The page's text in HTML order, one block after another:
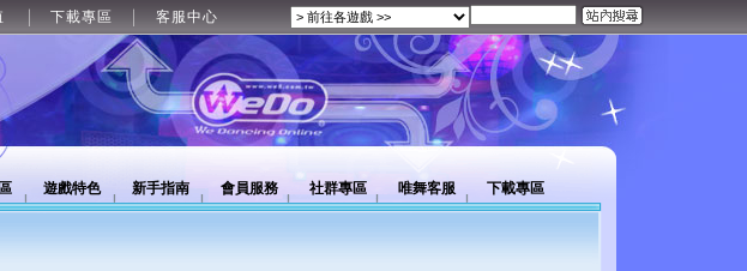
下載專區 客服中心
遊戲特色 新手指南 會員服務 社群專區 唯舞客服 下載專區